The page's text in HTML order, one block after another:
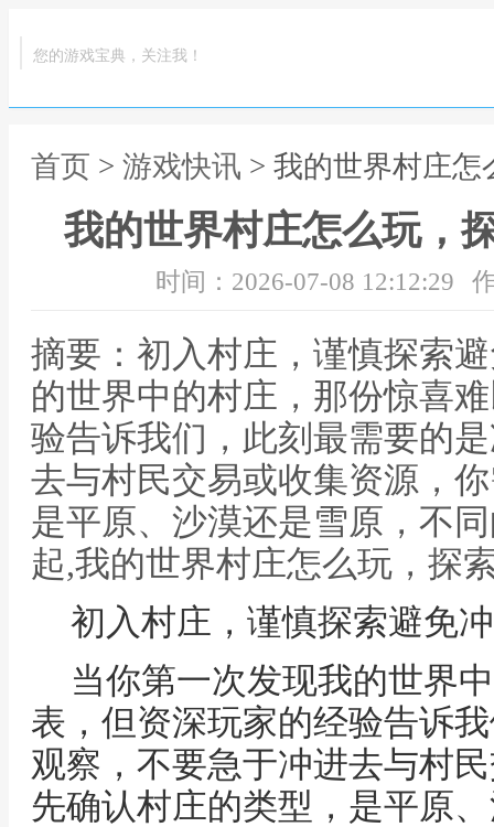
您的游戏宝典，关注我！
首页 > 游戏快讯 > 我的世界村庄
我的世界村庄怎么玩，
时间：2026-07-08 12:12:29
摘要：初入村庄，谨慎探索
的世界中的村庄，那份惊喜
验告诉我们，此刻最需要的
去与村民交易或收集资源，
是平原、沙漠还是雪原，不
起,我的世界村庄怎么玩，探
初入村庄，谨慎探索避免
当你第一次发现我的世界
表，但资深玩家的经验告诉
观察，不要急于冲进去与村
先确认村庄的类型，是平原